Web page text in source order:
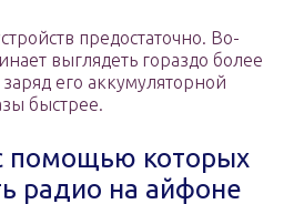
предостаточно. Во-
выглядеть гораздо более
его аккумуляторной
быстрее.
помощью которых
радио на айфоне